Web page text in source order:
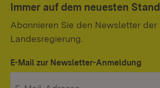
Immer auf dem neuesten Stand
Abonnieren Sie den Newsletter der
Landesregierung.
E-Mail zur Newsletter-Anmeldung